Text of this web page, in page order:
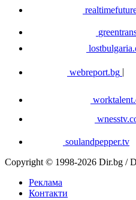
webreport.bg
soulandpepper.tv
Copyright © 1998-2026 Dir.bg /
Реклама
Контакти